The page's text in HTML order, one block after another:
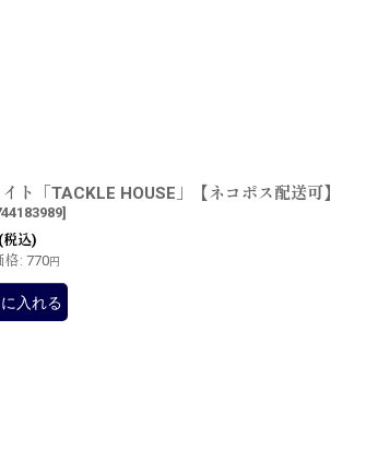
ト「TACKLE HOUSE」【ネコポス配送可】
]
(税込)
格: 770円
入れる